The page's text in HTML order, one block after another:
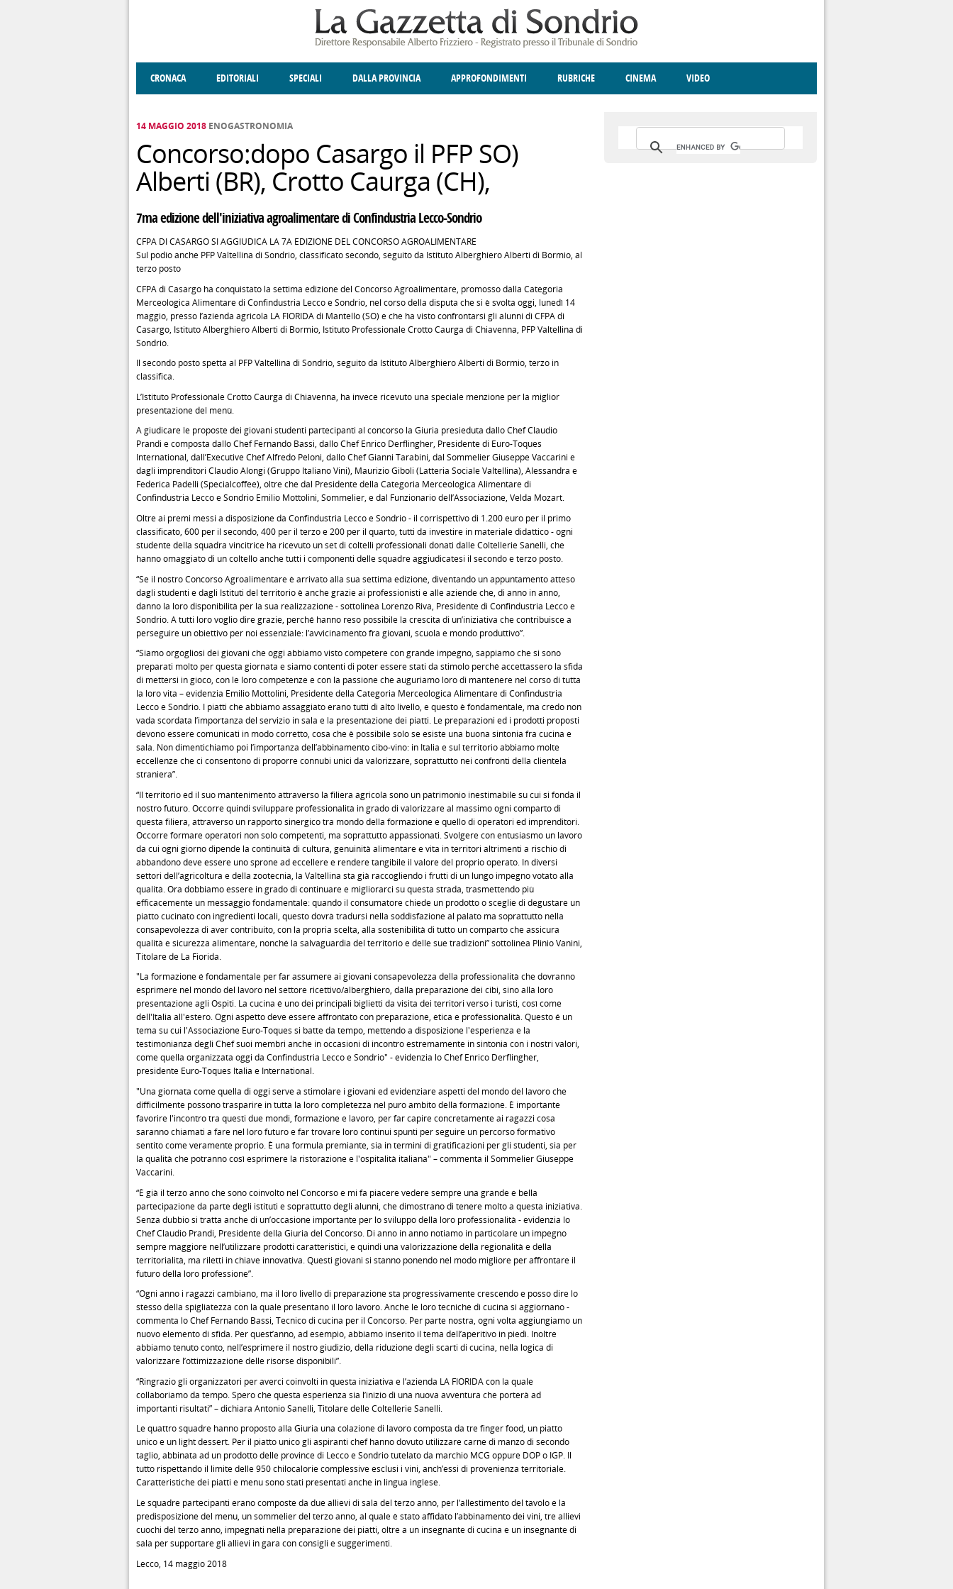
CRONACA EDITORIALI SPECIALI DALLA PROVINCIA APPROFONDIMENTI RUBRICHE CINEMA VIDEO
14 MAGGIO 2018 ENOGASTRONOMIA
Concorso:dopo Casargo il PFP SO)
Alberti (BR), Crotto Caurga (CH),
7ma edizione dell'iniziativa agroalimentare di Confindustria Lecco-Sondrio
CFPA DI CASARGO SI AGGIUDICA LA 7A EDIZIONE DEL CONCORSO AGROALIMENTARE
Sul podio anche PFP Valtellina di Sondrio, classificato secondo, seguito da Istituto Alberghiero Alberti di Bormio, al
terzo posto
CFPA di Casargo ha conquistato la settima edizione del Concorso Agroalimentare, promosso dalla Categoria
Merceologica Alimentare di Confindustria Lecco e Sondrio, nel corso della disputa che si è svolta oggi, lunedì 14
maggio, presso l’azienda agricola LA FIORIDA di Mantello (SO) e che ha visto confrontarsi gli alunni di CFPA di
Casargo, Istituto Alberghiero Alberti di Bormio, Istituto Professionale Crotto Caurga di Chiavenna, PFP Valtellina di
Sondrio.
Il secondo posto spetta al PFP Valtellina di Sondrio, seguito da Istituto Alberghiero Alberti di Bormio, terzo in
classifica.
L’Istituto Professionale Crotto Caurga di Chiavenna, ha invece ricevuto una speciale menzione per la miglior
presentazione del menù.
A giudicare le proposte dei giovani studenti partecipanti al concorso la Giuria presieduta dallo Chef Claudio
Prandi e composta dallo Chef Fernando Bassi, dallo Chef Enrico Derflingher, Presidente di Euro-Toques
International, dall’Executive Chef Alfredo Peloni, dallo Chef Gianni Tarabini, dal Sommelier Giuseppe Vaccarini e
dagli imprenditori Claudio Alongi (Gruppo Italiano Vini), Maurizio Giboli (Latteria Sociale Valtellina), Alessandra e
Federica Padelli (Specialcoffee), oltre che dal Presidente della Categoria Merceologica Alimentare di
Confindustria Lecco e Sondrio Emilio Mottolini, Sommelier, e dal Funzionario dell’Associazione, Velda Mozart.
Oltre ai premi messi a disposizione da Confindustria Lecco e Sondrio - il corrispettivo di 1.200 euro per il primo
classificato, 600 per il secondo, 400 per il terzo e 200 per il quarto, tutti da investire in materiale didattico - ogni
studente della squadra vincitrice ha ricevuto un set di coltelli professionali donati dalle Coltellerie Sanelli, che
hanno omaggiato di un coltello anche tutti i componenti delle squadre aggiudicatesi il secondo e terzo posto.
“Se il nostro Concorso Agroalimentare è arrivato alla sua settima edizione, diventando un appuntamento atteso
dagli studenti e dagli Istituti del territorio è anche grazie ai professionisti e alle aziende che, di anno in anno,
danno la loro disponibilità per la sua realizzazione - sottolinea Lorenzo Riva, Presidente di Confindustria Lecco e
Sondrio. A tutti loro voglio dire grazie, perché hanno reso possibile la crescita di un’iniziativa che contribuisce a
perseguire un obiettivo per noi essenziale: l’avvicinamento fra giovani, scuola e mondo produttivo”.
“Siamo orgogliosi dei giovani che oggi abbiamo visto competere con grande impegno, sappiamo che si sono
preparati molto per questa giornata e siamo contenti di poter essere stati da stimolo perché accettassero la sfida
di mettersi in gioco, con le loro competenze e con la passione che auguriamo loro di mantenere nel corso di tutta
la loro vita – evidenzia Emilio Mottolini, Presidente della Categoria Merceologica Alimentare di Confindustria
Lecco e Sondrio. I piatti che abbiamo assaggiato erano tutti di alto livello, e questo è fondamentale, ma credo non
vada scordata l’importanza del servizio in sala e la presentazione dei piatti. Le preparazioni ed i prodotti proposti
devono essere comunicati in modo corretto, cosa che è possibile solo se esiste una buona sintonia fra cucina e
sala. Non dimentichiamo poi l’importanza dell’abbinamento cibo-vino: in Italia e sul territorio abbiamo molte
eccellenze che ci consentono di proporre connubi unici da valorizzare, soprattutto nei confronti della clientela
straniera”.
“Il territorio ed il suo mantenimento attraverso la filiera agricola sono un patrimonio inestimabile su cui si fonda il
nostro futuro. Occorre quindi sviluppare professionalità in grado di valorizzare al massimo ogni comparto di
questa filiera, attraverso un rapporto sinergico tra mondo della formazione e quello di operatori ed imprenditori.
Occorre formare operatori non solo competenti, ma soprattutto appassionati. Svolgere con entusiasmo un lavoro
da cui ogni giorno dipende la continuità di cultura, genuinità alimentare e vita in territori altrimenti a rischio di
abbandono deve essere uno sprone ad eccellere e rendere tangibile il valore del proprio operato. In diversi
settori dell’agricoltura e della zootecnia, la Valtellina sta già raccogliendo i frutti di un lungo impegno votato alla
qualità. Ora dobbiamo essere in grado di continuare e migliorarci su questa strada, trasmettendo più
efficacemente un messaggio fondamentale: quando il consumatore chiede un prodotto o sceglie di degustare un
piatto cucinato con ingredienti locali, questo dovrà tradursi nella soddisfazione al palato ma soprattutto nella
consapevolezza di aver contribuito, con la propria scelta, alla sostenibilità di tutto un comparto che assicura
qualità e sicurezza alimentare, nonché la salvaguardia del territorio e delle sue tradizioni” sottolinea Plinio Vanini,
Titolare de La Fiorida.
"La formazione é fondamentale per far assumere ai giovani consapevolezza della professionalità che dovranno
esprimere nel mondo del lavoro nel settore ricettivo/alberghiero, dalla preparazione dei cibi, sino alla loro
presentazione agli Ospiti. La cucina é uno dei principali biglietti da visita dei territori verso i turisti, così come
dell'Italia all'estero. Ogni aspetto deve essere affrontato con preparazione, etica e professionalità. Questo é un
tema su cui l'Associazione Euro-Toques si batte da tempo, mettendo a disposizione l'esperienza e la
testimonianza degli Chef suoi membri anche in occasioni di incontro estremamente in sintonia con i nostri valori,
come quella organizzata oggi da Confindustria Lecco e Sondrio" - evidenzia lo Chef Enrico Derflingher,
presidente Euro-Toques Italia e International.
"Una giornata come quella di oggi serve a stimolare i giovani ed evidenziare aspetti del mondo del lavoro che
difficilmente possono trasparire in tutta la loro completezza nel puro ambito della formazione. È importante
favorire l'incontro tra questi due mondi, formazione e lavoro, per far capire concretamente ai ragazzi cosa
saranno chiamati a fare nel loro futuro e far trovare loro continui spunti per seguire un percorso formativo
sentito come veramente proprio. È una formula premiante, sia in termini di gratificazioni per gli studenti, sia per
la qualità che potranno così esprimere la ristorazione e l'ospitalità italiana" – commenta il Sommelier Giuseppe
Vaccarini.
“È già il terzo anno che sono coinvolto nel Concorso e mi fa piacere vedere sempre una grande e bella
partecipazione da parte degli istituti e soprattutto degli alunni, che dimostrano di tenere molto a questa iniziativa.
Senza dubbio si tratta anche di un’occasione importante per lo sviluppo della loro professionalità - evidenzia lo
Chef Claudio Prandi, Presidente della Giuria del Concorso. Di anno in anno notiamo in particolare un impegno
sempre maggiore nell’utilizzare prodotti caratteristici, e quindi una valorizzazione della regionalità e della
territorialità, ma riletti in chiave innovativa. Questi giovani si stanno ponendo nel modo migliore per affrontare il
futuro della loro professione”.
“Ogni anno i ragazzi cambiano, ma il loro livello di preparazione sta progressivamente crescendo e posso dire lo
stesso della spigliatezza con la quale presentano il loro lavoro. Anche le loro tecniche di cucina si aggiornano -
commenta lo Chef Fernando Bassi, Tecnico di cucina per il Concorso. Per parte nostra, ogni volta aggiungiamo un
nuovo elemento di sfida. Per quest’anno, ad esempio, abbiamo inserito il tema dell’aperitivo in piedi. Inoltre
abbiamo tenuto conto, nell’esprimere il nostro giudizio, della riduzione degli scarti di cucina, nella logica di
valorizzare l’ottimizzazione delle risorse disponibili”.
“Ringrazio gli organizzatori per averci coinvolti in questa iniziativa e l’azienda LA FIORIDA con la quale
collaboriamo da tempo. Spero che questa esperienza sia l’inizio di una nuova avventura che porterà ad
importanti risultati” – dichiara Antonio Sanelli, Titolare delle Coltellerie Sanelli.
Le quattro squadre hanno proposto alla Giuria una colazione di lavoro composta da tre finger food, un piatto
unico e un light dessert. Per il piatto unico gli aspiranti chef hanno dovuto utilizzare carne di manzo di secondo
taglio, abbinata ad un prodotto delle province di Lecco e Sondrio tutelato da marchio MCG oppure DOP o IGP. Il
tutto rispettando il limite delle 950 chilocalorie complessive esclusi i vini, anch’essi di provenienza territoriale.
Caratteristiche dei piatti e menu sono stati presentati anche in lingua inglese.
Le squadre partecipanti erano composte da due allievi di sala del terzo anno, per l’allestimento del tavolo e la
predisposizione del menu, un sommelier del terzo anno, al quale è stato affidato l’abbinamento dei vini, tre allievi
cuochi del terzo anno, impegnati nella preparazione dei piatti, oltre a un insegnante di cucina e un insegnante di
sala per supportare gli allievi in gara con consigli e suggerimenti.
Lecco, 14 maggio 2018